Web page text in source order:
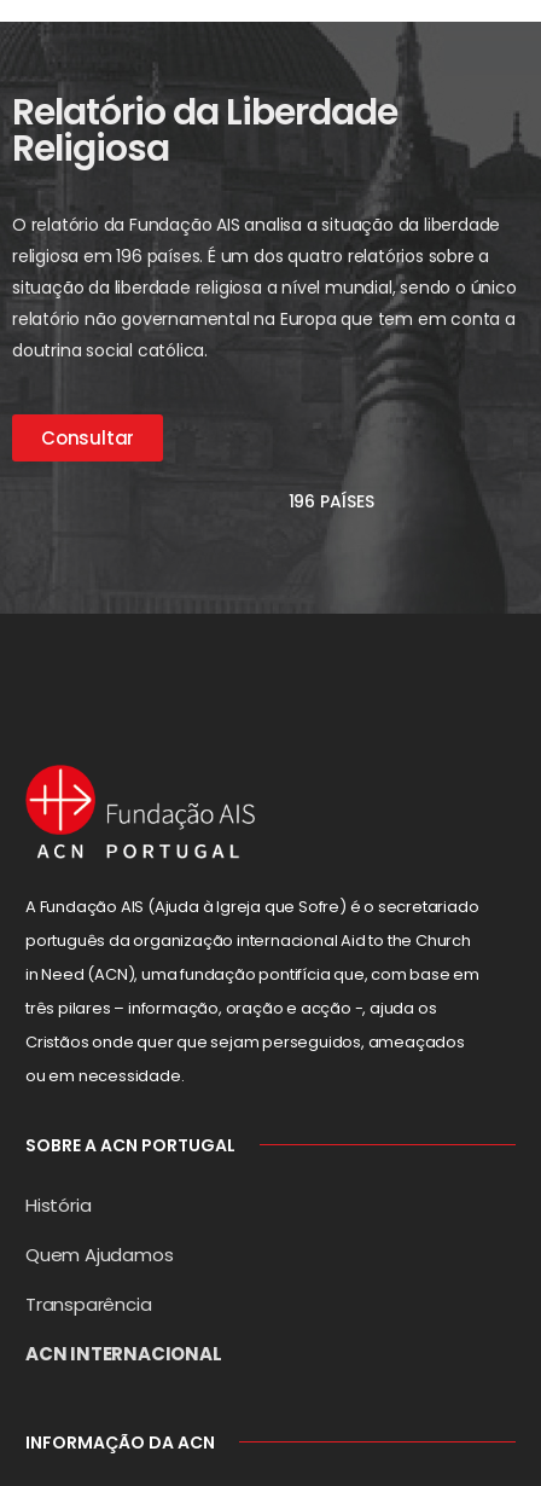
Relatório da Liberdade
Religiosa
O relatório da Fundação AIS analisa a situação da liberdade
religiosa em 196 países. É um dos quatro relatórios sobre a
situação da liberdade religiosa a nível mundial, sendo o único
relatório não governamental na Europa que tem em conta a
doutrina social católica.
Consultar
196 PAÍSES
A Fundação AIS (Ajuda à Igreja que Sofre) é o secretariado
português da organização internacional Aid to the Church
in Need (ACN), uma fundação pontifícia que, com base em
três pilares – informação, oração e acção -, ajuda os
Cristãos onde quer que sejam perseguidos, ameaçados
ou em necessidade.
SOBRE A ACN PORTUGAL
História
Quem Ajudamos
Transparência
ACN INTERNACIONAL
INFORMAÇÃO DA ACN